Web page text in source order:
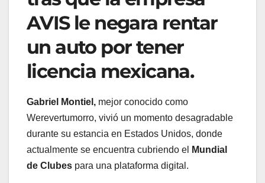
AVIS le negara rentar
un auto por tener
licencia mexicana.
Gabriel Montiel, mejor conocido como
Werevertumorro, vivió un momento desagradable
durante su estancia en Estados Unidos, donde
actualmente se encuentra cubriendo el
Mundial
de Clubes para una plataforma digital.